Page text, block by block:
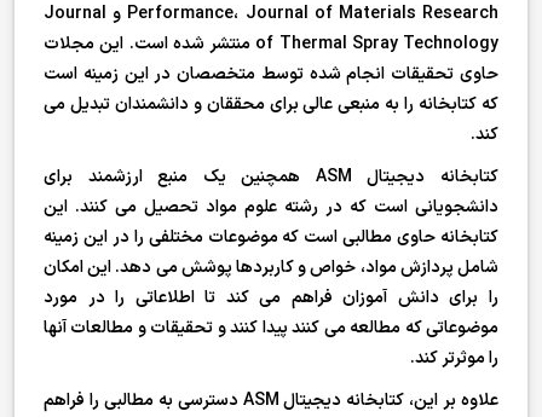
Performance، Journal of Materials Research و Journal
of Thermal Spray Technology منتشر شده است. این مجلات
حاوی تحقیقات انجام شده توسط متخصصان در این زمینه است
که کتابخانه را به منبعی عالی برای محققان و دانشمندان تبدیل می
کند.
کتابخانه دیجیتال ASM همچنین یک منبع ارزشمند برای
دانشجویانی است که در رشته علوم مواد تحصیل می کنند. این
کتابخانه حاوی مطالبی است که موضوعات مختلفی را در این زمینه
شامل پردازش مواد، خواص و کاربردها پوشش می دهد. این امکان
را برای دانش آموزان فراهم می کند تا اطلاعاتی را در مورد
موضوعاتی که مطالعه می کنند پیدا کنند و تحقیقات و مطالعات آنها
را موثرتر کند.
علاوه بر این، کتابخانه دیجیتال ASM دسترسی به مطالبی را فراهم